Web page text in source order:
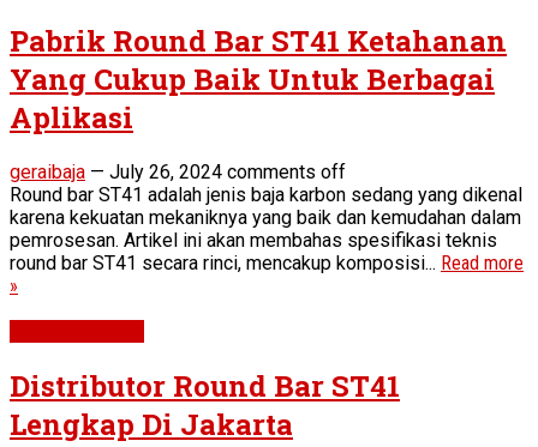
Pabrik Round Bar ST41 Ketahanan
Yang Cukup Baik Untuk Berbagai
Aplikasi
geraibaja — July 26, 2024 comments off
Round bar ST41 adalah jenis baja karbon sedang yang dikenal
karena kekuatan mekaniknya yang baik dan kemudahan dalam
pemrosesan. Artikel ini akan membahas spesifikasi teknis
round bar ST41 secara rinci, mencakup komposisi... Read more
»
Distributor Round Bar ST41
Lengkap Di Jakarta